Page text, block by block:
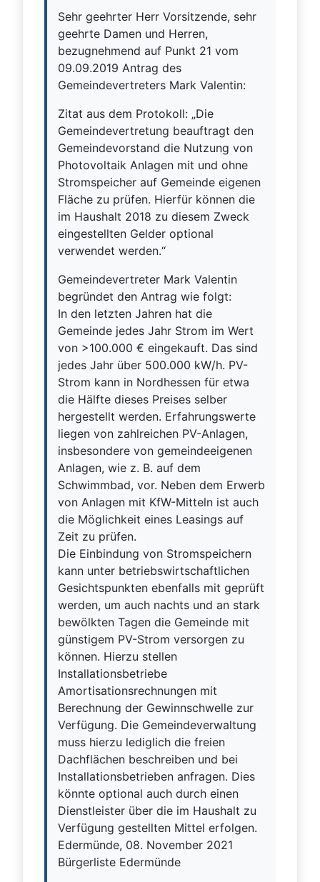
Sehr geehrter Herr Vorsitzende, sehr
geehrte Damen und Herren,
bezugnehmend auf Punkt 21 vom
09.09.2019 Antrag des
Gemeindevertreters Mark Valentin:
Zitat aus dem Protokoll: „Die
Gemeindevertretung beauftragt den
Gemeindevorstand die Nutzung von
Photovoltaik Anlagen mit und ohne
Stromspeicher auf Gemeinde eigenen
Fläche zu prüfen. Hierfür können die
im Haushalt 2018 zu diesem Zweck
eingestellten Gelder optional
verwendet werden.“
Gemeindevertreter Mark Valentin
begründet den Antrag wie folgt:
In den letzten Jahren hat die
Gemeinde jedes Jahr Strom im Wert
von >100.000 € eingekauft. Das sind
jedes Jahr über 500.000 kW/h. PV-
Strom kann in Nordhessen für etwa
die Hälfte dieses Preises selber
hergestellt werden. Erfahrungswerte
liegen von zahlreichen PV-Anlagen,
insbesondere von gemeindeeigenen
Anlagen, wie z. B. auf dem
Schwimmbad, vor. Neben dem Erwerb
von Anlagen mit KfW-Mitteln ist auch
die Möglichkeit eines Leasings auf
Zeit zu prüfen.
Die Einbindung von Stromspeichern
kann unter betriebswirtschaftlichen
Gesichtspunkten ebenfalls mit geprüft
werden, um auch nachts und an stark
bewölkten Tagen die Gemeinde mit
günstigem PV-Strom versorgen zu
können. Hierzu stellen
Installationsbetriebe
Amortisationsrechnungen mit
Berechnung der Gewinnschwelle zur
Verfügung. Die Gemeindeverwaltung
muss hierzu lediglich die freien
Dachflächen beschreiben und bei
Installationsbetrieben anfragen. Dies
könnte optional auch durch einen
Dienstleister über die im Haushalt zu
Verfügung gestellten Mittel erfolgen.
Edermünde, 08. November 2021
Bürgerliste Edermünde